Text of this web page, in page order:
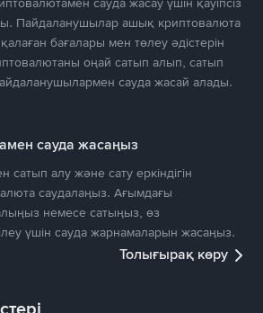
Пайдаланушылар ашық криптовалюта
бағалары мен төлеу әдістерін
оңай сатып алып, сатып
сауда жасай алады.
сауда жасаңыз
сатып алу және сату еркіндігін
саудалаңыз. Ағымдағы
немесе сатыңыз, өз
үшін сауда жарнамаларын жасаңыз.
Толығырақ көру